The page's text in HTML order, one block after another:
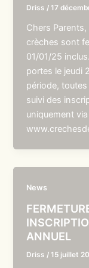
Driss /17
Chers
crèches sont
01/01/25
portes le jeudi
période,
suivi des
uniquement
News
ANNUEL
Driss /15 juillet